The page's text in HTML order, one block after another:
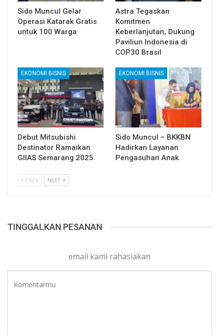
Sido Muncul Gelar
Operasi Katarak Gratis
untuk 100 Warga
Astra Tegaskan
Komitmen
Keberlanjutan, Dukung
Paviliun Indonesia di
COP30 Brasil
EKONOMI BISNIS
Debut Mitsubishi
Destinator Ramaikan
GIIAS Semarang 2025
EKONOMI BISNIS
Sido Muncul – BKKBN
Hadirkan Layanan
Pengasuhan Anak
PREV NEXT
TINGGALKAN PESANAN
email kami rahasiakan